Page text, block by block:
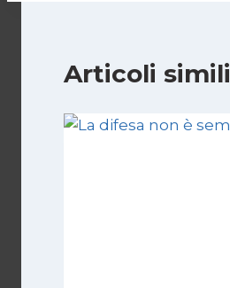
Articoli simili